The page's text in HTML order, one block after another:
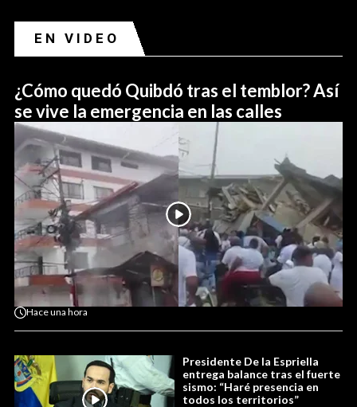
EN VIDEO
¿Cómo quedó Quibdó tras el temblor? Así
se vive la emergencia en las calles
Haceuna hora
Presidente De la Espriella
entrega balance tras el fuerte
sismo: “Haré presencia en
todos los territorios”